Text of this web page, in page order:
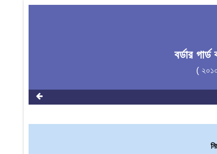
বর্ডার
(